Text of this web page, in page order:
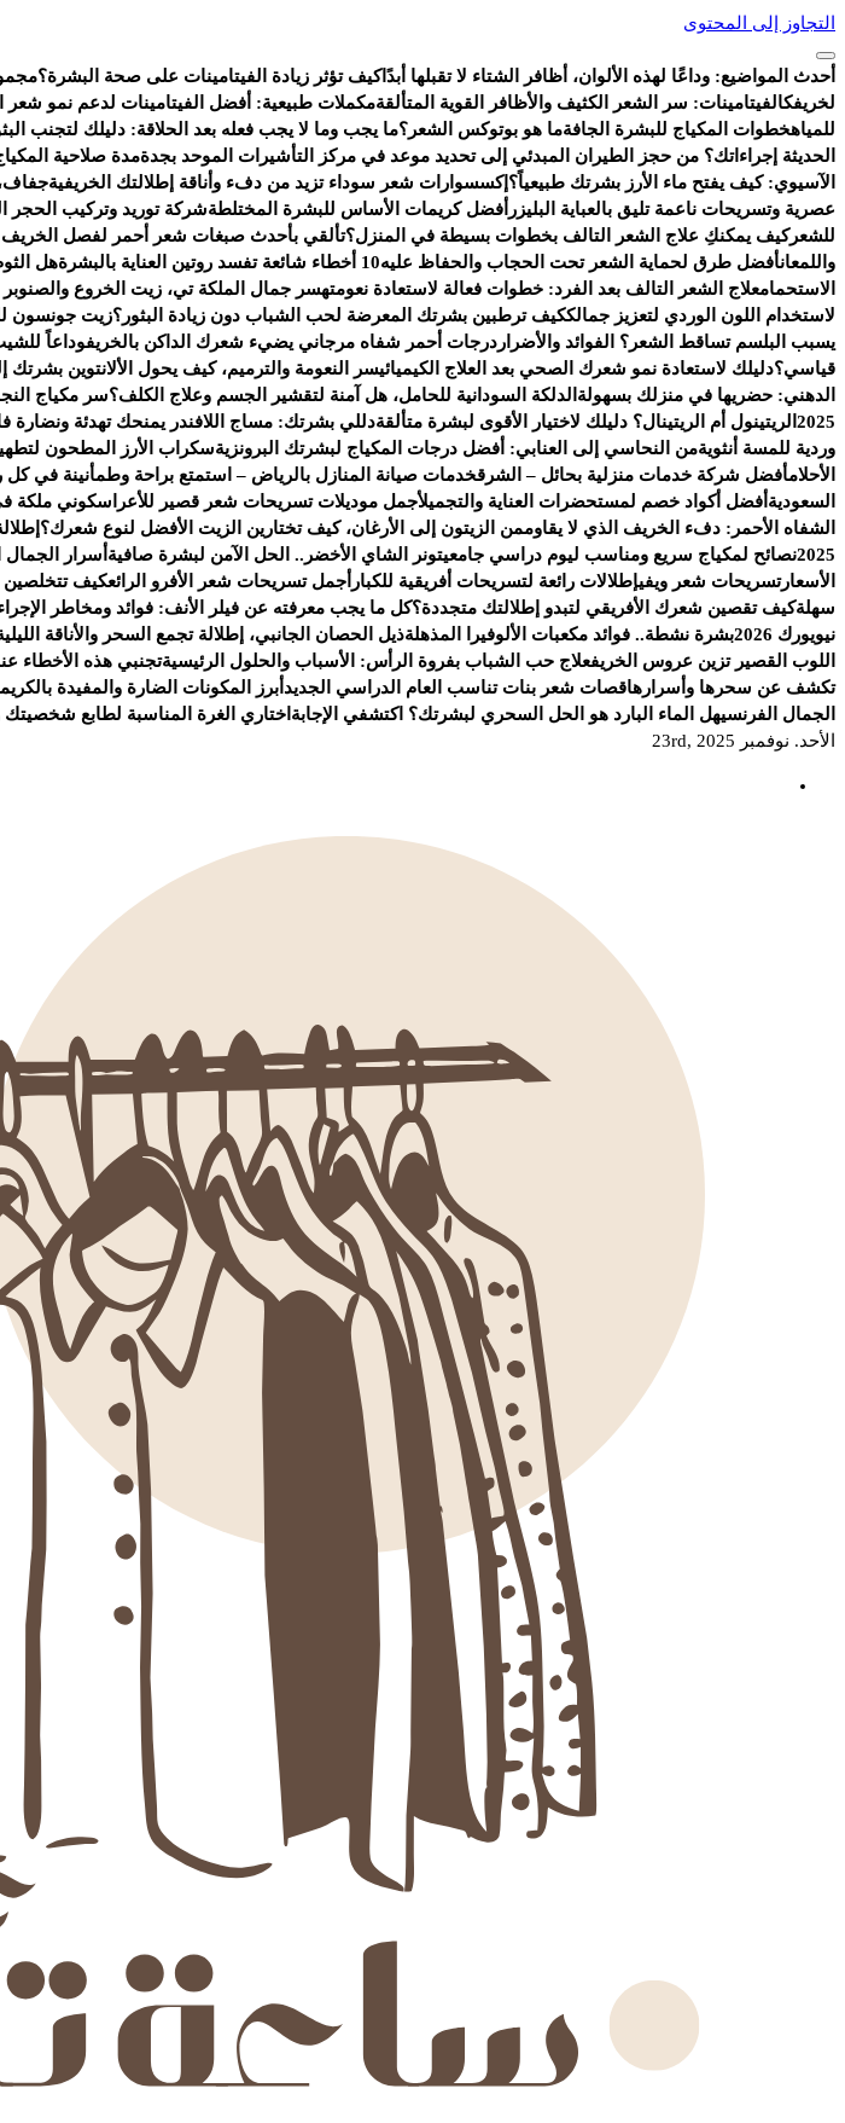
التجاوز إلى المحتوى
أحدث المواضيع: وداعًا لهذه الألوان، أظافر الشتاء لا تقبلها أبدًاكيف تؤثر زيادة الفيتامينات على صحة البشرة؟
لخريفكالفيتامينات: سر الشعر الكثيف والأظافر القوية المتألقةمكملات طبيعية: أفضل الفيتامينات لدعم نمو شعر
للمياهخطوات المكياج للبشرة الجافةما هو بوتوكس الشعر؟ما يجب وما لا يجب فعله بعد الحلاقة: دليلك لتجنب
الحديثة إجراءاتك؟ من حجز الطيران المبدئي إلى تحديد موعد في مركز التأشيرات الموحد بجدةمدة صلاحية
الآسيوي: كيف يفتح ماء الأرز بشرتك طبيعياً؟ إكسسوارات شعر سوداء تزيد من دفء وأناقة إطلالتك الخريفية
عصرية وتسريحات ناعمة تليق بالعباية البليزر أفضل كريمات الأساس للبشرة المختلطةشركة توريد وتركيب
للشعركيف يمكنكِ علاج الشعر التالف بخطوات بسيطة في المنزل؟تألقي بأحدث صبغات شعر أحمر لفصل الخريف
واللمعانأفضل طرق لحماية الشعر تحت الحجاب والحفاظ عليه10 أخطاء شائعة تفسد روتين العناية بالبشرة هل
الاستحمامعلاج الشعر التالف بعد الفرد: خطوات فعالة لاستعادة نعومتهسر جمال الملكة تي، زيت الخروع والصنوبر
لاستخدام اللون الوردي لتعزيز جمالككيف ترطبين بشرتك المعرضة لحب الشباب دون زيادة البثور؟زيت جونسون
يسبب البلسم تساقط الشعر؟ الفوائد والأضرار درجات أحمر شفاه مرجاني يضيء شعرك الداكن بالخريفوداعاً
قياسي؟دليلك لاستعادة نمو شعرك الصحي بعد العلاج الكيميائيسر النعومة والترميم، كيف يحول الألانتوين بشرتك
الدهني: حضريها في منزلك بسهولة الدلكة السودانية للحامل، هل آمنة لتقشير الجسم وعلاج الكلف؟سر مكياج
2025 الريتينول أم الريتينال؟ دليلك لاختيار الأقوى لبشرة متألقةدللي بشرتك: مساج اللافندر يمنحك تهدئة ونضارة
وردية للمسة أنثويةمن النحاسي إلى العنابي: أفضل درجات المكياج لبشرتك البرونزيةسكراب الأرز المطحون
الأحلامأفضل شركة خدمات منزلية بحائل – الشرقخدمات صيانة المنازل بالرياض – استمتع براحة وطمأنينة في كل
السعودية أفضل أكواد خصم لمستحضرات العناية والتجميلأجمل موديلات تسريحات شعر قصير للأعراسكوني ملكة
الشفاه الأحمر: دفء الخريف الذي لا يقاوممن الزيتون إلى الأرغان، كيف تختارين الزيت الأفضل لنوع شعرك؟
2025نصائح لمكياج سريع ومناسب ليوم دراسي جامعيتونر الشاي الأخضر.. الحل الآمن لبشرة صافية أسرار
الأسعارتسريحات شعر ويفيإطلالات رائعة لتسريحات أفريقية للكبار أجمل تسريحات شعر الأفرو الرائعكيف تتخلصين
سهلةكيف تقصين شعرك الأفريقي لتبدو إطلالتك متجددة؟كل ما يجب معرفته عن فيلر الأنف: فوائد ومخاطر
نيويورك 2026
بشرة نشطة.. فوائد مكعبات الألوفيرا المذهلةذيل الحصان الجانبي، إطلالة تجمع السحر والأناقة
اللوب القصير تزين عروس الخريفعلاج حب الشباب بفروة الرأس: الأسباب والحلول الرئيسيةتجنبي هذه الأخطاء
تكشف عن سحرها وأسرارهاقصات شعر بنات تناسب العام الدراسي الجديد أبرز المكونات الضارة والمفيدة
الجمال الفرنسيهل الماء البارد هو الحل السحري لبشرتك؟ اكتشفي الإجابة اختاري الغرة المناسبة لطابع شخصيتك
الأحد. نوفمبر 23rd, 2025